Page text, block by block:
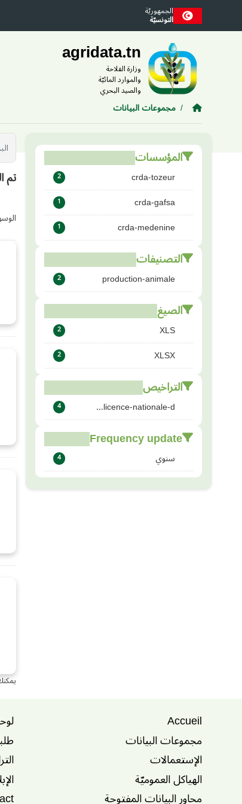
Skip to main contentالجمهوريّة
التونسيّة
agridata.tn
وزارة الفلاحة
والموارد المائيّة
والصيد البحري
مجموعات البيانات
المؤسسات
crda-tozeur
2
crda-gafsa
1
crda-medenine
1
التصنيفات
production-animale
2
الصيغ
XLS
2
XLSX
2
التراخيص
licence-nationale-d...
4
Frequency update
سنوي 4
تم
Accueil
مجموعات البيانات
الإستعمالات
الهياكل العموميّة
محاور البيانات المفتوحة